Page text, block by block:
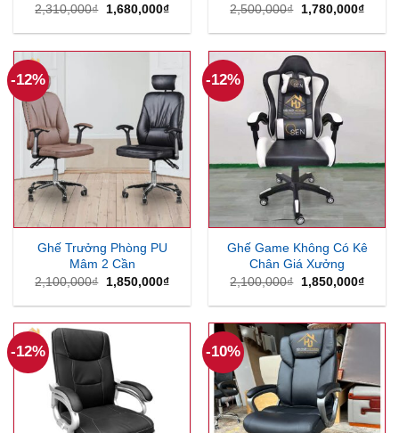
2,310,000₫
Giá
là:
1,680,000₫Giá
tại
1,680,000₫.
2,500,000₫
Giá
là:
1,780,000₫Giá
tại
-12%
Ghế Trưởng Phòng PU
Mâm 2 Cần
2,100,000₫
Giá
gốc
là:
1,850,000₫Giá
tại
1,850,000₫.
-12%
Ghế Game Không Có Kê
Chân Giá Xưởng
2,100,000₫
Giá
gốc
là:
1,850,000₫Giá
tại
-12% -10%